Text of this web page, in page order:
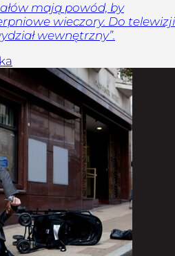
mają powód, by
wieczory. Do telewizji
wewnętrzny”.